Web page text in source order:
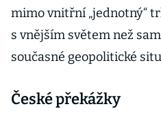
mimo vnitřní „jednotný“
s vnějším světem než
současné geopolitické
České překážky